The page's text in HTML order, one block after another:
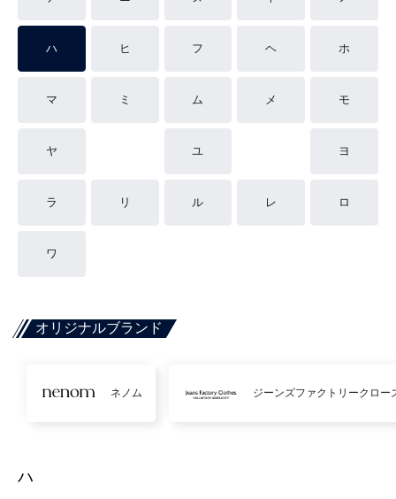
ハ ヒ フ ヘ ホ
マ ミ ム メ モ
ヤ ユ ヨ
ラ リ ル レ ロ
ワ
オリジナルブランド
ネノム ジーンズファクトリークロー
ハ